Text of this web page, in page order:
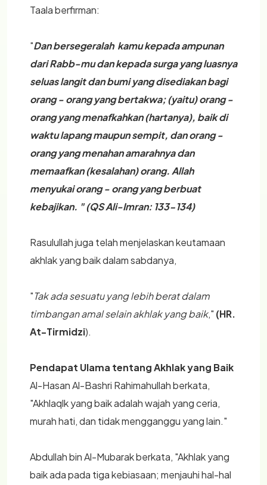
Taala berfirman:
"Dan bersegeralah kamu kepada ampunan
dari Rabb-mu dan kepada surga yang luasnya
seluas langit dan bumi yang disediakan bagi
orang - orang yang bertakwa; (yaitu) orang -
orang yang menafkahkan (hartanya), baik di
waktu lapang maupun sempit, dan orang -
orang yang menahan amarahnya dan
memaafkan (kesalahan) orang. Allah
menyukai orang - orang yang berbuat
kebajikan. " (QS Ali-Imran: 133-134)
Rasulullah juga telah menjelaskan keutamaan
akhlak yang baik dalam sabdanya,
"Tak ada sesuatu yang lebih berat dalam
timbangan amal selain akhlak yang baik," (HR.
At-Tirmidzi).
Pendapat Ulama tentang Akhlak yang Baik
Al-Hasan Al-Bashri Rahimahullah berkata,
"Akhlaqlk yang baik adalah wajah yang ceria,
murah hati, dan tidak mengganggu yang lain."
Abdullah bin Al-Mubarak berkata, "Akhlak yang
baik ada pada tiga kebiasaan; menjauhi hal-hal